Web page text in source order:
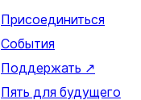
Присоединиться
События
Поддержать ↗
Пять для будущего